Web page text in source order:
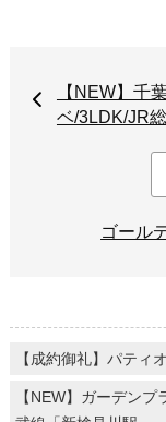
クリオ船堀親水
クレストフォル
クレストフォル
コスモ市川
コスモ東中山
ザ・クイーンズ
サーパス船橋山手
サンヴェール西
サンクレイドル
【NEW】千
ベ/3LDK/JR
ゴール
【成約御礼】パティ
【NEW】ガーデン